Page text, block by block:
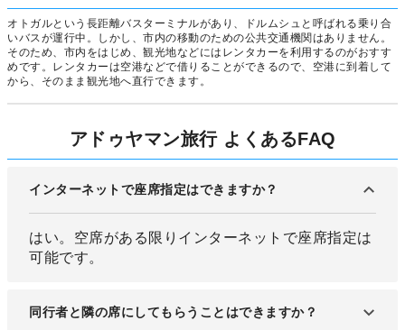
オトガルという長距離バスターミナルがあり、ドルムシュと呼ばれる乗り合
いバスが運行中。しかし、市内の移動のための公共交通機関はありません。
そのため、市内をはじめ、観光地などにはレンタカーを利用するのがおすす
めです。レンタカーは空港などで借りることができるので、空港に到着して
から、そのまま観光地へ直行できます。
アドゥヤマン旅行 よくあるFAQ
インターネットで座席指定はできますか？
はい。空席がある限りインターネットで座席指定は
可能です。
同行者と隣の席にしてもらうことはできますか？